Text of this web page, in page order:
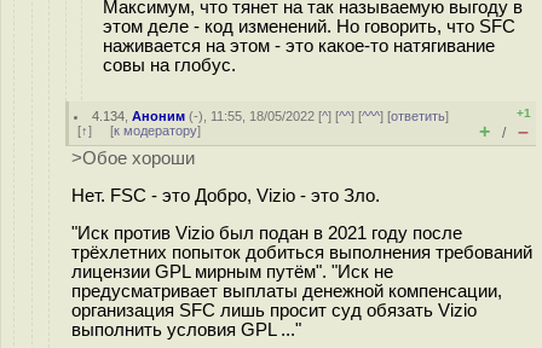
Максимум, что тянет на так называемую выгоду в
этом деле - код изменений. Но говорить, что SFC
наживается на этом - это какое-то натягивание
совы на глобус.
4.134 ,Аноним (-), 11:55, 18/05/2022 [^] [^^] [^^^] [ответить]
[↑] [к модератору]
+1
+ / –
>Обое хороши
Нет. FSC - это Добро, Vizio - это Зло.
"Иск против Vizio был подан в 2021 году после
трёхлетних попыток добиться выполнения требований
лицензии GPL мирным путём". "Иск не
предусматривает выплаты денежной компенсации,
организация SFC лишь просит суд обязать Vizio
выполнить условия GPL ..."